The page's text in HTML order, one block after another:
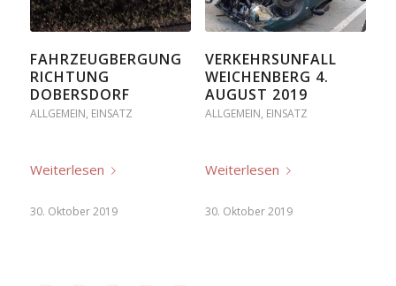
FAHRZEUGBERGUNG
RICHTUNG
DOBERSDORF
ALLGEMEIN, EINSATZ
Weiterlesen
30. Oktober 2019
VERKEHRSUNFALL
WEICHENBERG 4.
AUGUST 2019
ALLGEMEIN, EINSATZ
Weiterlesen
30. Oktober 2019